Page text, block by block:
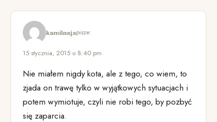
kamilnajapisze:
15 stycznia, 2015 o 8:40 pm
Nie miałem nigdy kota, ale z tego, co wiem, to
zjada on trawę tylko w wyjątkowych sytuacjach i
potem wymiotuje, czyli nie robi tego, by pozbyć
się zaparcia.